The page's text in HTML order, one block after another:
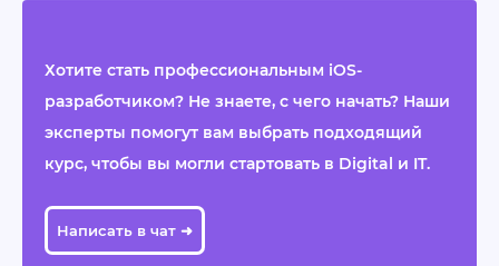
Хотите стать профессиональным iOS-
разработчиком? Не знаете, с чего начать? Наши
эксперты помогут вам выбрать подходящий
курс, чтобы вы могли стартовать в Digital и IT.
Написать в чат ➜